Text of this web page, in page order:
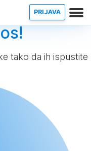
PRIJAVA
tako da ih ispustite